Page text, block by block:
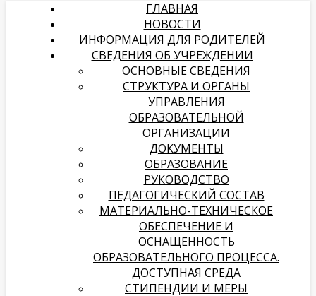
ГЛАВНАЯ
НОВОСТИ
ИНФОРМАЦИЯ ДЛЯ РОДИТЕЛЕЙ
СВЕДЕНИЯ ОБ УЧРЕЖДЕНИИ
ОСНОВНЫЕ СВЕДЕНИЯ
СТРУКТУРА И ОРГАНЫ
УПРАВЛЕНИЯ
ОБРАЗОВАТЕЛЬНОЙ
ОРГАНИЗАЦИИ
ДОКУМЕНТЫ
ОБРАЗОВАНИЕ
РУКОВОДСТВО
ПЕДАГОГИЧЕСКИЙ СОСТАВ
МАТЕРИАЛЬНО-ТЕХНИЧЕСКОЕ
ОБЕСПЕЧЕНИЕ И
ОСНАЩЕННОСТЬ
ОБРАЗОВАТЕЛЬНОГО ПРОЦЕССА.
ДОСТУПНАЯ СРЕДА
СТИПЕНДИИ И МЕРЫ